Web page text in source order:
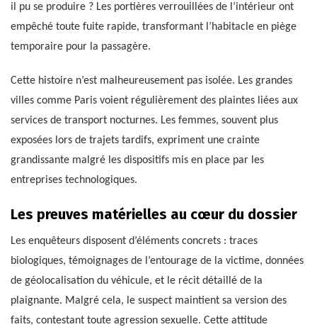
il pu se produire ? Les portières verrouillées de l’intérieur ont
empêché toute fuite rapide, transformant l’habitacle en piège
temporaire pour la passagère.
Cette histoire n’est malheureusement pas isolée. Les grandes
villes comme Paris voient régulièrement des plaintes liées aux
services de transport nocturnes. Les femmes, souvent plus
exposées lors de trajets tardifs, expriment une crainte
grandissante malgré les dispositifs mis en place par les
entreprises technologiques.
Les preuves matérielles au cœur du dossier
Les enquêteurs disposent d’éléments concrets : traces
biologiques, témoignages de l’entourage de la victime, données
de géolocalisation du véhicule, et le récit détaillé de la
plaignante. Malgré cela, le suspect maintient sa version des
faits, contestant toute agression sexuelle. Cette attitude